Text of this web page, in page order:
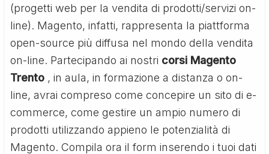
(progetti web per la vendita di prodotti/servizi on-
line). Magento, infatti, rappresenta la piattforma
open-source più diffusa nel mondo della vendita
on-line. Partecipando ai nostri corsi Magento
Trento , in aula, in formazione a distanza o on-
line, avrai compreso come concepire un sito di e-
commerce, come gestire un ampio numero di
prodotti utilizzando appieno le potenzialità di
Magento. Compila ora il form inserendo i tuoi dati